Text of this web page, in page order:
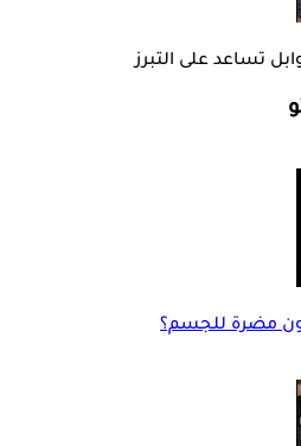
تساعد على التبرز
مضرة للجسم؟